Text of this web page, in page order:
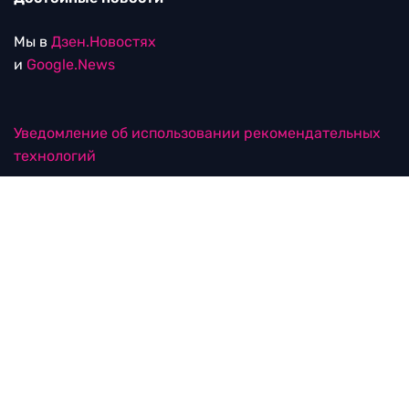
Мы в Дзен.Новостях
и Google.News
Уведомление об использовании рекомендательных
технологий